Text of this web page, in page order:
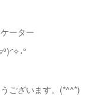
ーター
ございます。(*^^*)